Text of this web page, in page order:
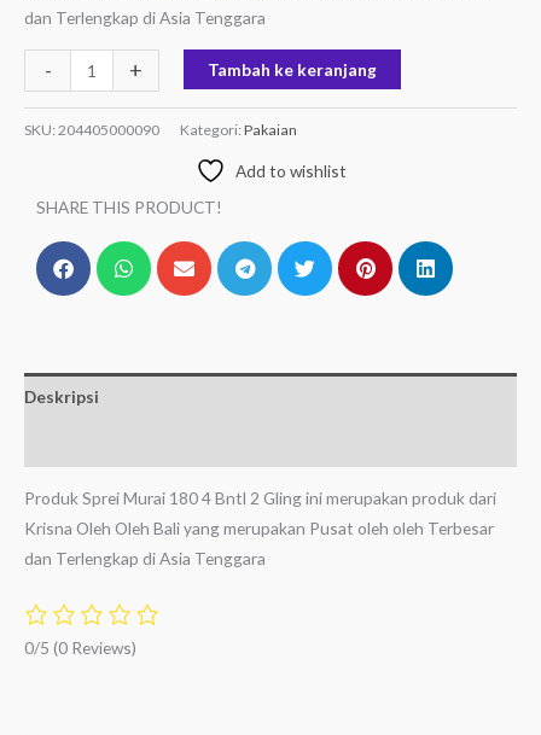
dan Terlengkap di Asia Tenggara
- + Tambah ke keranjang
SKU: 204405000090 Kategori: Pakaian
Add to wishlist
SHARE THIS PRODUCT!
Deskripsi
Produk Sprei Murai 180 4 Bntl 2 Gling ini merupakan produk dari
Krisna Oleh Oleh Bali yang merupakan Pusat oleh oleh Terbesar
dan Terlengkap di Asia Tenggara
0/5 (0 Reviews)